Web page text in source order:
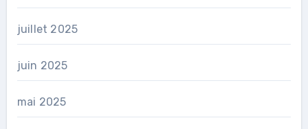
juillet 2025
juin 2025
mai 2025